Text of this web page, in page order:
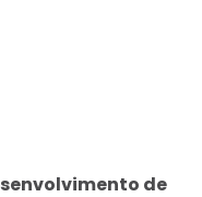
de